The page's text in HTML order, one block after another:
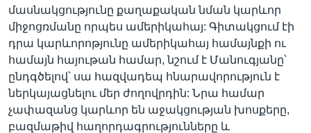
մասնակցությունը քաղաքական նման կարևոր
միջոցռմանը որպես ամերիկահայ: Գիտակցում էի
դրա կարևորոթյունը ամերիկահայ համայնքի ու
համայն հայութան համար, նշում է Մանուգյանը՝
ընդգծելով՝ սա հազվադեպ հնարավորություն է
ներկայացնելու մեր ժողովրդին: Նրա համար
չափազանց կարևոր են աջակցության խոսքերը,
բազմաթիվ հաղորդագրությունները և